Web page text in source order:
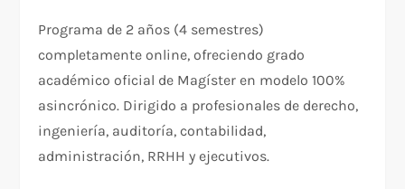
Programa de 2 años (4 semestres)
completamente online, ofreciendo grado
académico oficial de Magíster en modelo 100%
asincrónico. Dirigido a profesionales de derecho,
ingeniería, auditoría, contabilidad,
administración, RRHH y ejecutivos.​